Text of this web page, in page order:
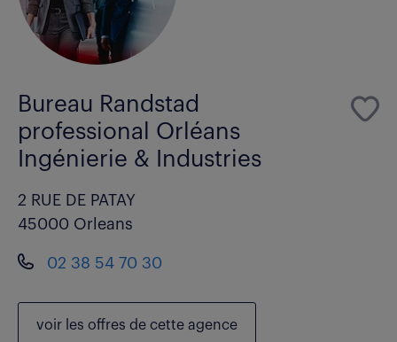
Bureau Randstad
professional Orléans
Ingénierie & Industries
2 RUE DE PATAY
45000 Orleans
02 38 54 70 30
voir les offres de cette agence